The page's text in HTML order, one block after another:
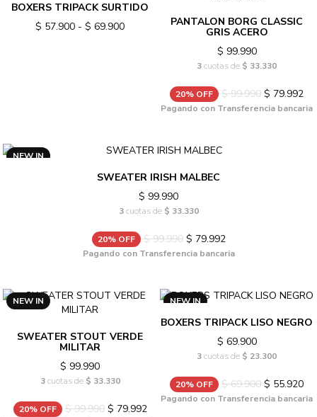
BOXERS TRIPACK SURTIDO
$ 57.900 - $ 69.900
PANTALON BORG CLASSIC
GRIS ACERO
$ 99.990
3cuotas de $ 33.330
20% OFF $ 99.990 $ 79.992
Pagando con Transferencia bancaria
NEW IN
SWEATER IRISH MALBEC
$ 99.990
3cuotas de $ 33.330
20% OFF $ 99.990$ 79.992
Pagando con Transferencia bancaria
NEW IN
SWEATER STOUT VERDE
MILITAR
$ 99.990
3cuotas de $ 33.330
20% OFF $ 99.990$ 79.992
NEW IN
BOXERS TRIPACK LISO NEGRO
$ 69.900
3cuotas de $ 23.300
20% OFF $ 69.900 $ 55.920
Pagando con Transferencia bancaria